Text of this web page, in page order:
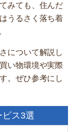
みても、住んだ
うるさく落ち着
について解説し
い物環境や実際
。ぜひ参考にし
ス3選